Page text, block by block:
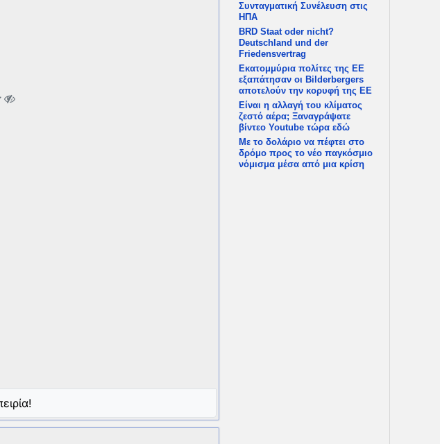
Συνταγματική Συνέλευση στις
ΗΠΑ
BRD Staat oder nicht?
Deutschland und der
Friedensvertrag
Εκατομμύρια πολίτες της ΕΕ
εξαπάτησαν οι Bilderbergers
αποτελούν την κορυφή της ΕΕ
Είναι η αλλαγή του κλίματος
ζεστό αέρα; Ξαναγράψατε
βίντεο Youtube τώρα εδώ
Με το δολάριο να πέφτει στο
δρόμο προς το νέο παγκόσμιο
νόμισμα μέσα από μια κρίση